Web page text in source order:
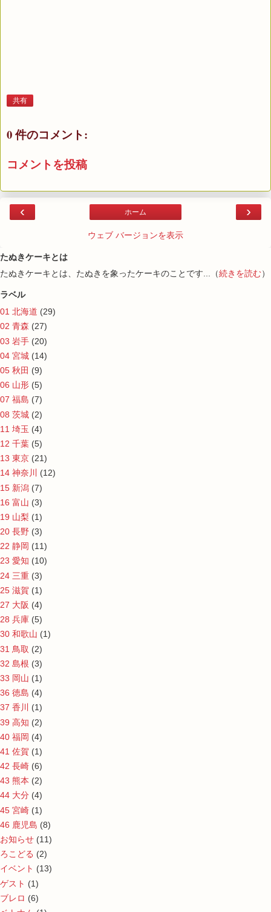
共有
0 件のコメント:
コメントを投稿
‹ ›
ホーム
ウェブ バージョンを表示
たぬきケーキとは
たぬきケーキとは、たぬきを象ったケーキのことです...（続きを読む）
ラベル
01 北海道 (29)
02 青森 (27)
03 岩手 (20)
04 宮城 (14)
05 秋田 (9)
06 山形 (5)
07 福島 (7)
08 茨城 (2)
11 埼玉 (4)
12 千葉 (5)
13 東京 (21)
14 神奈川
(12)
15 新潟 (7)
16 富山 (3)
19 山梨 (1)
20 長野 (3)
22 静岡 (11)
23 愛知 (10)
24 三重 (3)
25 滋賀 (1)
27 大阪 (4)
28 兵庫 (5)
30 和歌山 (1)
31 鳥取 (2)
32 島根 (3)
33 岡山 (1)
36 徳島 (4)
37 香川
(1)
39 高知 (2)
40 福岡 (4)
41 佐賀 (1)
42 長崎 (6)
43 熊本 (2)
44 大分 (4)
45 宮崎 (1)
46 鹿児島 (8)
お知らせ (11)
ろこどる (2)
イベント (13)
ゲスト (1)
ブレロ (6)